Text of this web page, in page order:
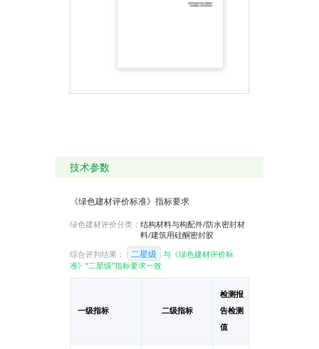
技术参数
《绿色建材评价标准》指标要求
绿色建材评价分类：结构材料与构配件/防水密封材
料/建筑用硅酮密封胶
综合评判结果：
二星级
与《绿色建材评价标
准》“二星级”指标要求一致
一级指标 二级指标
检测报
告检测
值